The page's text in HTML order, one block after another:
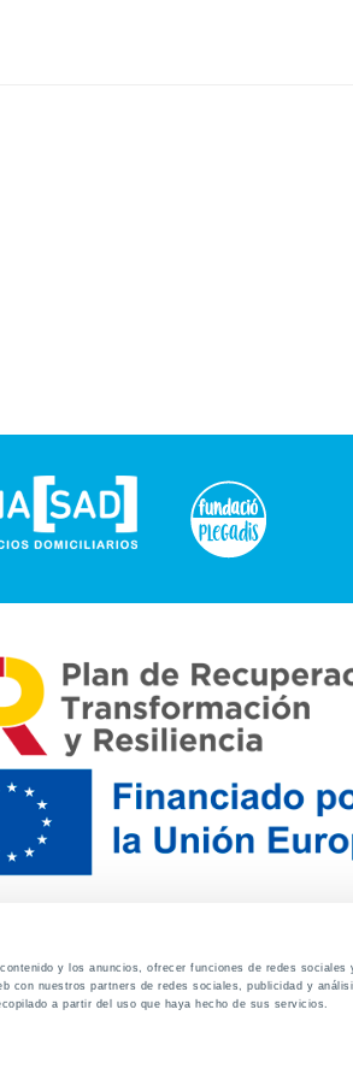
y los anuncios, ofrecer funciones de redes sociales
con nuestros partners de redes sociales, publicidad y
a partir del uso que haya hecho de sus servicios.
Canal de denuncias